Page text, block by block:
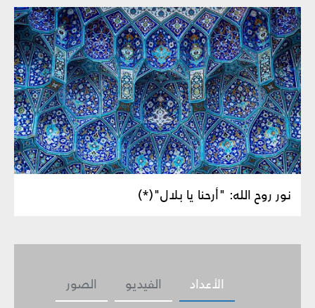
نور روح الله: "أرحنا يا بلال"(*)
الصور الفيديو الأعداد